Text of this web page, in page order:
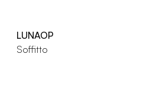
LUNAOP
Soffitto